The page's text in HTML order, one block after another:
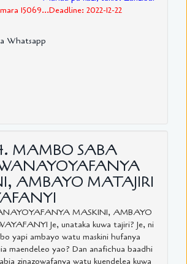
15069...Deadline: 2022-12-22
Whatsapp
MAMBO SABA
AMBAYO MATAJIRI
MASKINI, AMBAYO
Je, unataka kuwa tajiri? Je, ni
yapi ambayo watu maskini hufanya
maendeleo yao? Dan anafichua baadhi
zinazowafanya watu kuendelea kuwa